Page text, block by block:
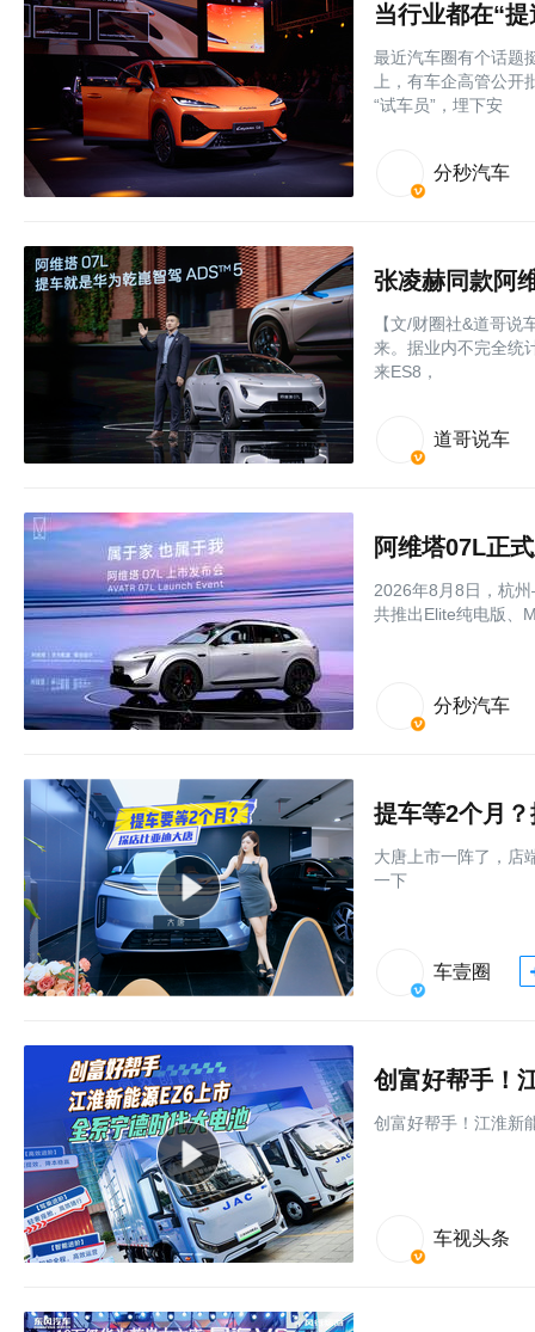
当行业都在“
最近汽车圈有个话题
上，有车企高管公
“试车员”，埋下安
分秒汽车
【文/财圈社&道哥
来。据业内不完全统
来ES8，
道哥说车
阿维塔07L正
2026年8月8日，杭
共推出Elite纯电版、
分秒汽车
提车等2个月
大唐上市一阵了，店
一下
车壹圈
创富好帮手！
创富好帮手！江淮新
车视头条